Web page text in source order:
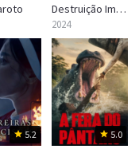
Destruição Iminente
2024
5.2 5.0